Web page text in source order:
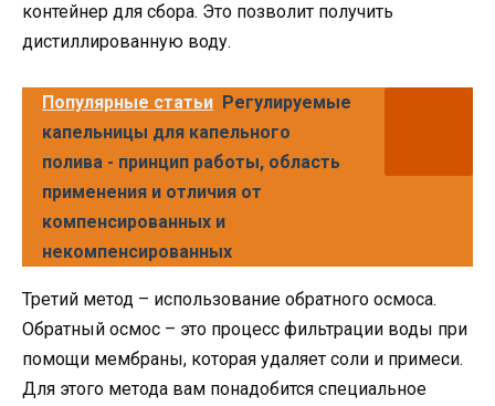
контейнер для сбора. Это позволит получить
дистиллированную воду.
Популярные статьи Регулируемые
капельницы для капельного
полива - принцип работы, область
применения и отличия от
компенсированных и
некомпенсированных
Третий метод – использование обратного осмоса.
Обратный осмос – это процесс фильтрации воды при
помощи мембраны, которая удаляет соли и примеси.
Для этого метода вам понадобится специальное